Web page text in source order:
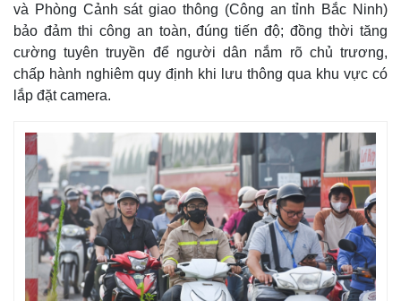
Kinh tế
Bất động sản
Khởi nghiệp
Thị trường
Giá vàng
Giá cà phê
và Phòng Cảnh sát giao thông (Công an tỉnh Bắc Ninh)
bảo đảm thi công an toàn, đúng tiến độ; đồng thời tăng
cường tuyên truyền để người dân nắm rõ chủ trương,
chấp hành nghiêm quy định khi lưu thông qua khu vực có
lắp đặt camera.